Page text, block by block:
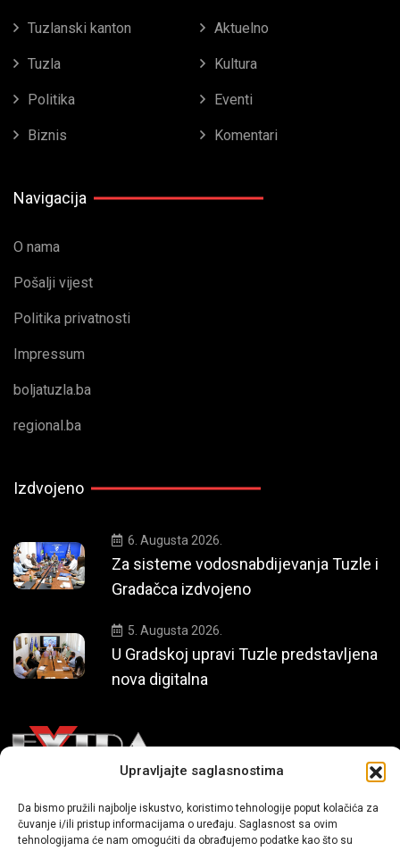
Upravljajte saglasnostima
Da bismo pružili najbolje iskustvo, koristimo tehnologije poput kolačića za
čuvanje i/ili pristup informacijama o uređaju. Saglasnost sa ovim
tehnologijama će nam omogućiti da obrađujemo podatke kao što su
Tuzlanski kanton Aktuelno
Tuzla Kultura
Politika Eventi
Biznis Komentari
Navigacija
O nama
Pošalji vijest
Politika privatnosti
Impressum
boljatuzla.ba
regional.ba
Izdvojeno
6. Augusta 2026.
Za sisteme vodosnabdijevanja Tuzle i
Gradačca izdvojeno
5. Augusta 2026.
U Gradskoj upravi Tuzle predstavljena
nova digitalna
Mi smo moderni portal zabavnog karaktera koji donosi vijesti i
priče iz života, svijeta showbiza, lifestyle-a i popularne kulture.